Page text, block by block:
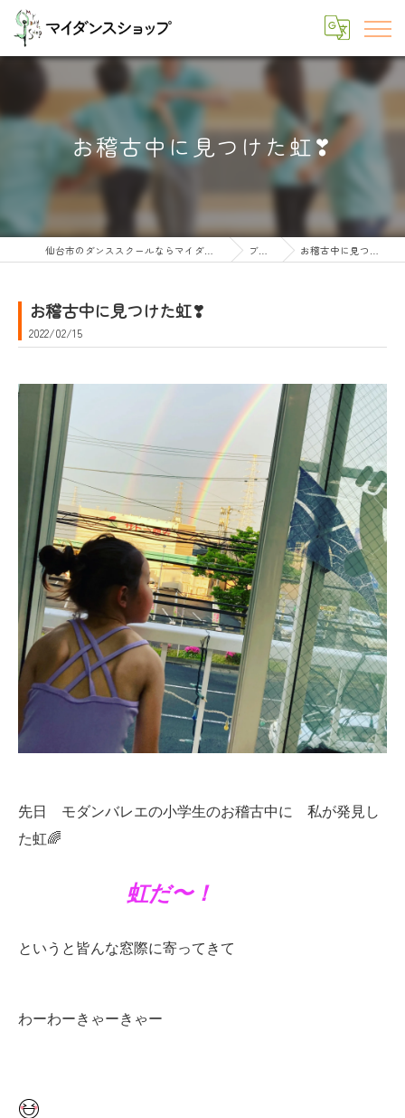
お稽古中に見つけた虹❣
仙台市のダンススクールならマイダンスショップ ブログ お稽古中に見つけた虹❣
お稽古中に見つけた虹❣
2022/02/15
先日 モダンバレエの小学生のお稽古中に 私が発見し
た虹🌈
虹だ〜！
というと皆んな窓際に寄ってきて
わーわーきゃーきゃー